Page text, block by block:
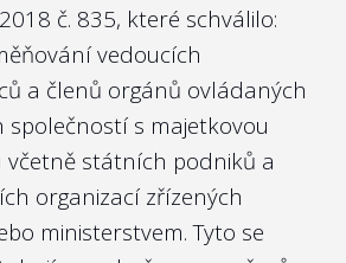
č. 835, které schválilo:
vedoucích
a členů orgánů ovládaných
s majetkovou
státních podniků a
organizací zřízených
ministerstvem. Tyto se